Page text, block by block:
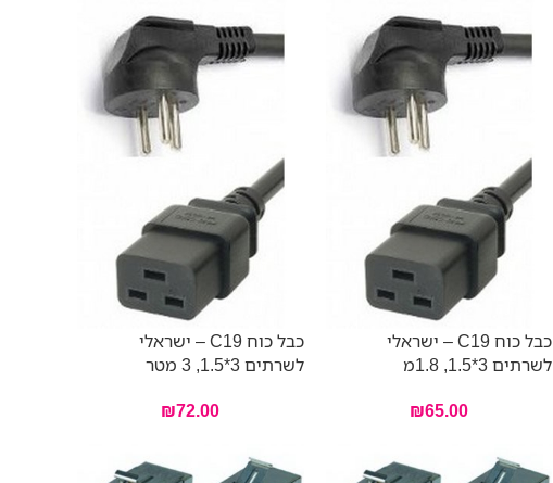
כבל כוח C19 – ישראלי
לשרתים 3*1.5, 1.8מ
₪65.00
כבל כוח C19 – ישראלי
לשרתים 3*1.5, 3 מטר
₪72.00